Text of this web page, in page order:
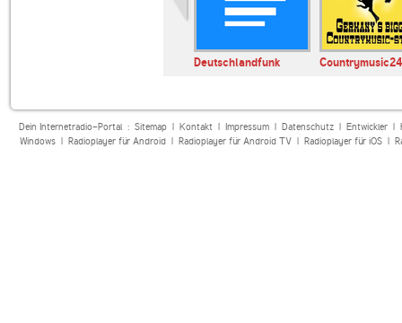
Deutschlandfunk Countrymusic24
Dein Internetradio-Portal : Sitemap| Kontakt| Impressum| Datenschutz| Entwickler|
Windows| Radioplayer für Android| Radioplayer für Android TV| Radioplayer für iOS|